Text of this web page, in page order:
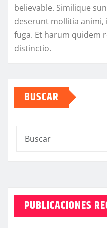
believable. Similique
deserunt mollitia
fuga. Et harum quidem
distinctio.
BUSCAR
PUBLICACIONES